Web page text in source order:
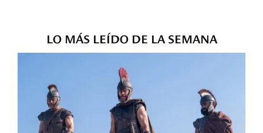
LO MÁS LEÍDO DE LA SEMANA